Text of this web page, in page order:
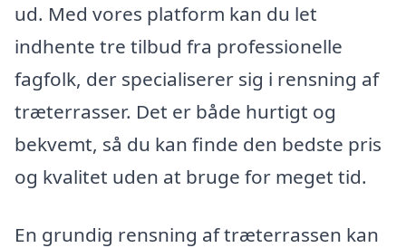
ud. Med vores platform kan du let
indhente tre tilbud fra professionelle
fagfolk, der specialiserer sig i rensning af
træterrasser. Det er både hurtigt og
bekvemt, så du kan finde den bedste pris
og kvalitet uden at bruge for meget tid.
En grundig rensning af træterrassen kan